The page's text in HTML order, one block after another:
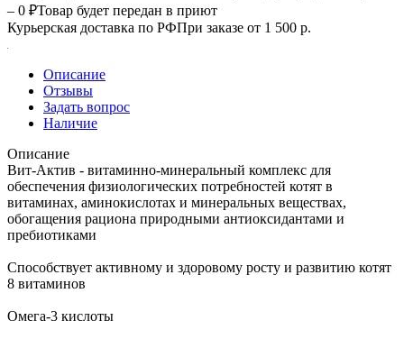
– 0 ₽Товар будет передан в приют
Курьерская доставка по РФПри заказе от 1 500 р.
Описание
Отзывы
Задать вопрос
Наличие
Описание
Вит-Актив - витаминно-минеральный комплекс для
обеспечения физиологических потребностей котят в
витаминах, аминокислотах и минеральных веществах,
обогащения рациона природными антиоксидантами и
пребиотиками
Способствует активному и здоровому росту и развитию котят
8 витаминов
Омега-3 кислоты